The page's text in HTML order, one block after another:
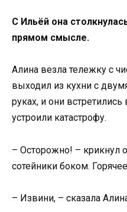
С Ильёй она
прямом смысле.
Алина везла тележку с
выходил из кухни с
руках, и они
устроили катастрофу.
– Осторожно! – крикнул
сотейники боком.
– Извини, – сказала